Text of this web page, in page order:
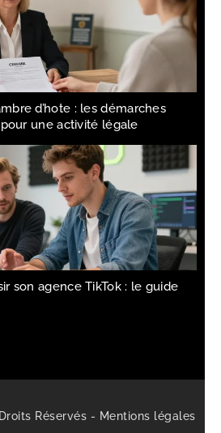
d’hote : les démarches
une activité légale
son agence TikTok : le guide
Réservés - Mentions légales